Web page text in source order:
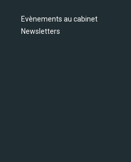
Evènements au cabinet
Newsletters